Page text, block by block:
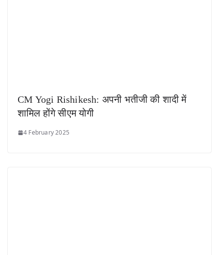
CM Yogi Rishikesh: अपनी भतीजी की शादी में
शामिल होंगे सीएम योगी
4 February 2025